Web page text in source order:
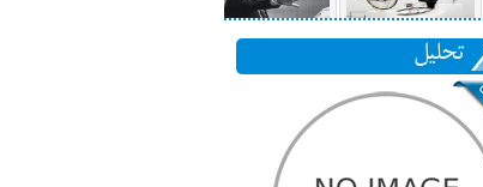
تحلیل